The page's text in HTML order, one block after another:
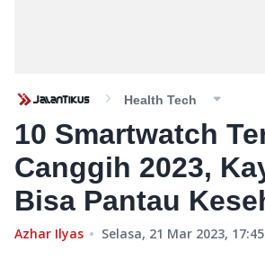
Health Tech
10 Smartwatch
Canggih 2023,
Bisa Pantau
Azhar Ilyas Selasa, 21 Mar 2023, 17:45